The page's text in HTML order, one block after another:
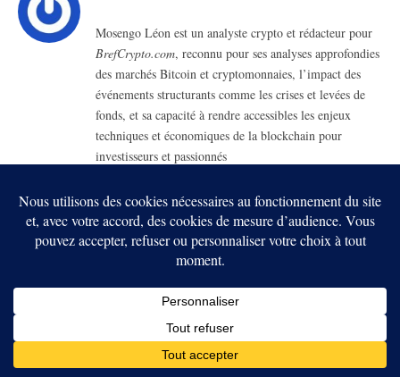
Mosengo Léon est un analyste crypto et rédacteur pour
BrefCrypto.com, reconnu pour ses analyses approfondies
des marchés Bitcoin et cryptomonnaies, l’impact des
événements structurants comme les crises et levées de
fonds, et sa capacité à rendre accessibles les enjeux
techniques et économiques de la blockchain pour
investisseurs et passionnés
RELATEDPOSTS